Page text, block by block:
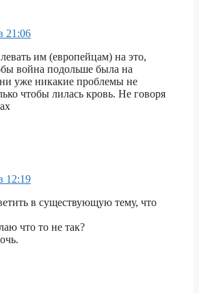
21:06
им (европейцам) на это,
война подольше была на
уже никакие проблемы не
чтобы лилась кровь. Не говоря
12:19
в существующую тему, что
что то не так?